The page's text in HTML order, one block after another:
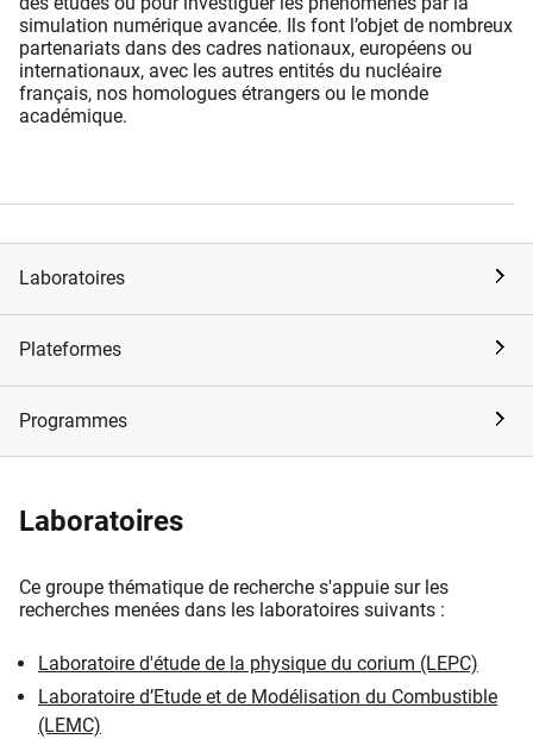
simulation numérique avancée. Ils font l’objet de nombreux
partenariats dans des cadres nationaux, européens ou
internationaux, avec les autres entités du nucléaire
français, nos homologues étrangers ou le monde
académique.
Laboratoires
Plateformes
Programmes
Laboratoires
Ce groupe thématique de recherche s'appuie sur les
recherches menées dans les laboratoires suivants :
Laboratoire d'étude de la physique du corium (LEPC)
Laboratoire d’Etude et de Modélisation du Combustible
(LEMC)